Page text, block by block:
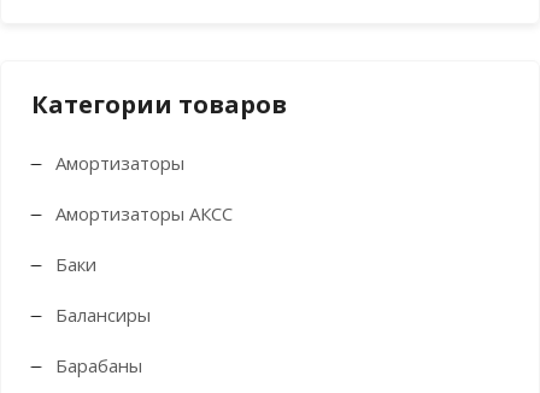
Категории товаров
Амортизаторы
Амортизаторы АКСС
Баки
Балансиры
Барабаны